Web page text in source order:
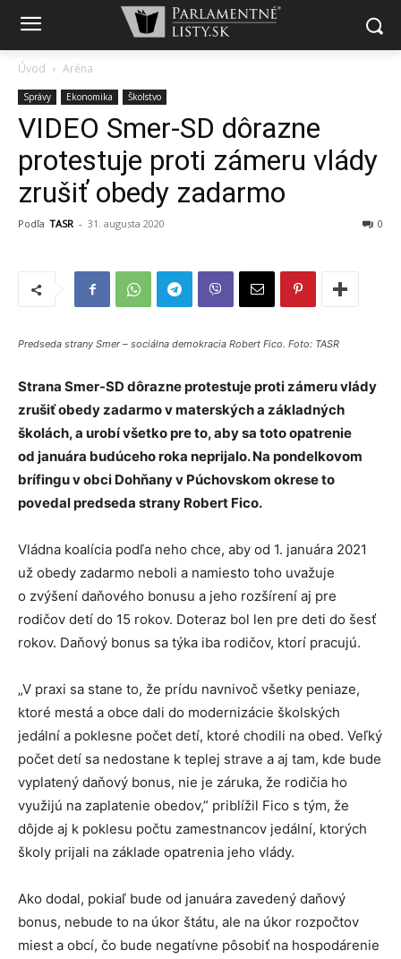
Úvod Aréna
Správy Ekonomika Školstvo
VIDEO Smer-SD dôrazne
protestuje proti zámeru vlády
zrušiť obedy zadarmo
Podľa TASR - 31. augusta 2020 0
Predseda strany Smer – sociálna demokracia Robert Fico. Foto: TASR
Strana Smer-SD dôrazne protestuje proti zámeru vlády
zrušiť obedy zadarmo v materských a základných
školách, a urobí všetko pre to, aby sa toto opatrenie
od januára budúceho roka neprijalo. Na pondelkovom
brífingu v obci Dohňany v Púchovskom okrese to
povedal predseda strany Robert Fico.
Vládna koalícia podľa neho chce, aby od 1. januára 2021
už obedy zadarmo neboli a namiesto toho uvažuje
o zvýšení daňového bonusu a jeho rozšírení aj pre
rodičov detí do 15 rokov. Doteraz bol len pre deti do šesť
rokov. Daňový bonus sa týka iba rodičov, ktorí pracujú.
„V praxi sa stane to, že prídu navnivoč všetky peniaze,
ktoré mestá a obce dali do modernizácie školských
jedální a poklesne počet detí, ktoré chodili na obed. Veľký
počet detí sa nedostane k teplej strave a aj tam, kde bude
vyplatený daňový bonus, nie je záruka, že rodičia ho
využijú na zaplatenie obedov,” priblížil Fico s tým, že
dôjde aj k poklesu počtu zamestnancov jedální, ktorých
školy prijali na základe opatrenia jeho vlády.
Ako dodal, pokiaľ bude od januára zavedený daňový
bonus, nebude to na úkor štátu, ale na úkor rozpočtov
miest a obcí, čo bude negatívne pôsobiť na hospodárenie